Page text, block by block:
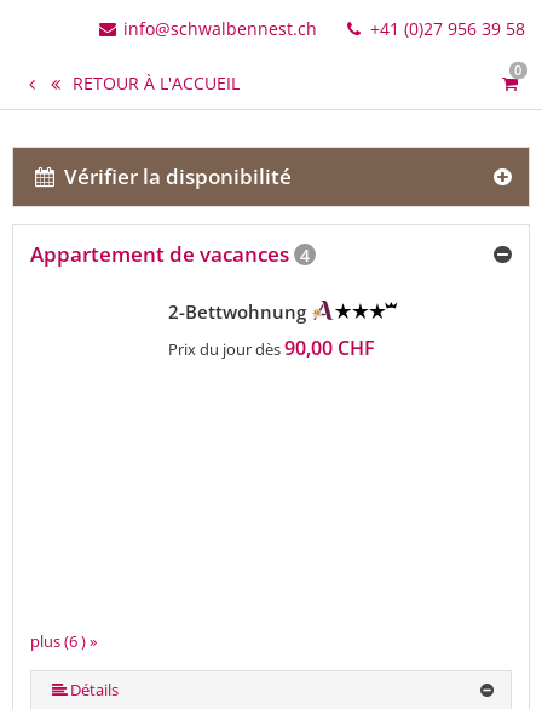
info@schwalbennest.ch +41 (0)27 956 39 58
0
RETOUR À L'ACCUEIL
Vérifier la disponibilité
Appartement de vacances 4
plus (6 ) »
plus (6 ) »
plus (6 ) »
2-Bettwohnung
Prix du jour dès90,00 CHF
Détails